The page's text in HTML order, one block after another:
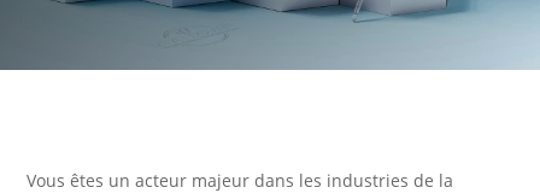
Vous êtes un acteur majeur dans les industries de la